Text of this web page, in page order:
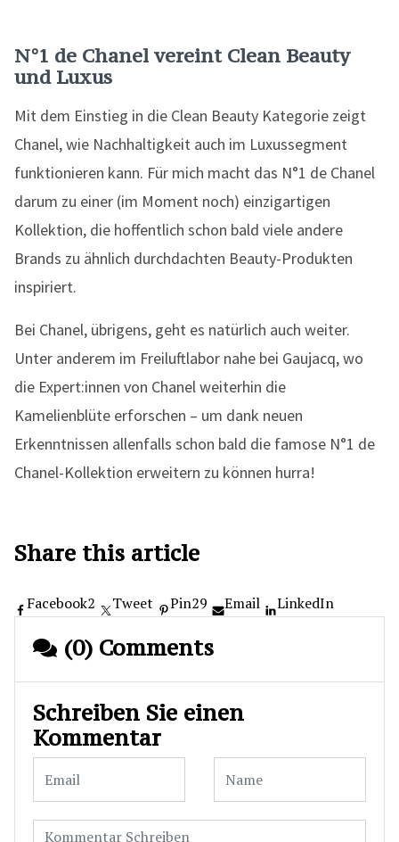
N°1 de Chanel vereint Clean Beauty
und Luxus
Mit dem Einstieg in die Clean Beauty Kategorie zeigt
Chanel, wie Nachhaltigkeit auch im Luxussegment
funktionieren kann. Für mich macht das N°1 de Chanel
darum zu einer (im Moment noch) einzigartigen
Kollektion, die hoffentlich schon bald viele andere
Brands zu ähnlich durchdachten Beauty-Produkten
inspiriert.
Bei Chanel, übrigens, geht es natürlich auch weiter.
Unter anderem im Freiluftlabor nahe bei Gaujacq, wo
die Expert:innen von Chanel weiterhin die
Kamelienblüte erforschen – um dank neuen
Erkenntnissen allenfalls schon bald die famose N°1 de
Chanel-Kollektion erweitern zu können hurra!
Share this article
Facebook2 Tweet Pin29 Email LinkedIn
(0) Comments
Schreiben Sie einen
Kommentar